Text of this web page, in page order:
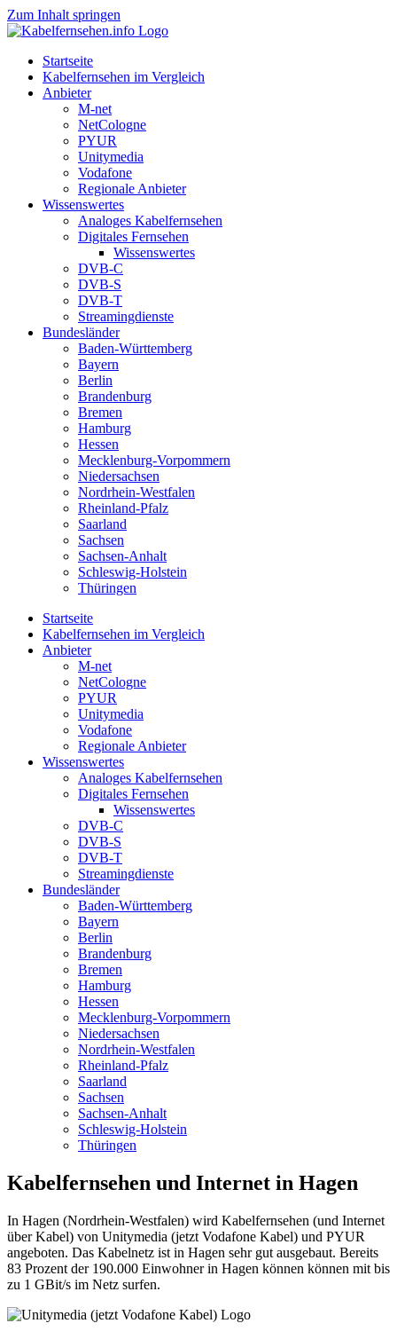
Zum Inhalt springen
Startseite
Kabelfernsehen im Vergleich
Anbieter
M-net
NetCologne
PYUR
Unitymedia
Vodafone
Regionale Anbieter
Wissenswertes
Analoges Kabelfernsehen
Digitales Fernsehen
Wissenswertes
DVB-C
DVB-S
DVB-T
Streamingdienste
Bundesländer
Baden-Württemberg
Bayern
Berlin
Brandenburg
Bremen
Hamburg
Hessen
Mecklenburg-Vorpommern
Niedersachsen
Nordrhein-Westfalen
Rheinland-Pfalz
Saarland
Sachsen
Sachsen-Anhalt
Schleswig-Holstein
Thüringen
Startseite
Kabelfernsehen im Vergleich
Anbieter
M-net
NetCologne
PYUR
Unitymedia
Vodafone
Regionale Anbieter
Wissenswertes
Analoges Kabelfernsehen
Digitales Fernsehen
Wissenswertes
DVB-C
DVB-S
DVB-T
Streamingdienste
Bundesländer
Baden-Württemberg
Bayern
Berlin
Brandenburg
Bremen
Hamburg
Hessen
Mecklenburg-Vorpommern
Niedersachsen
Nordrhein-Westfalen
Rheinland-Pfalz
Saarland
Sachsen
Sachsen-Anhalt
Schleswig-Holstein
Thüringen
Kabelfernsehen und Internet in Hagen
In Hagen (Nordrhein-Westfalen) wird Kabelfernsehen (und Internet
über Kabel) von Unitymedia (jetzt Vodafone Kabel) und PYUR
angeboten. Das Kabelnetz ist in Hagen sehr gut ausgebaut. Bereits
83 Prozent der 190.000 Einwohner in Hagen können können mit bis
zu 1 GBit/s im Netz surfen.